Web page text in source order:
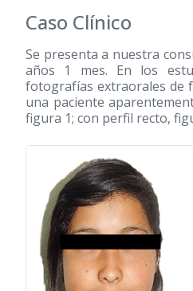
Caso Clínico
Se presenta a nuestra
años 1 mes. En los
fotografías extraorales de
una paciente
figura 1; con perfil recto,